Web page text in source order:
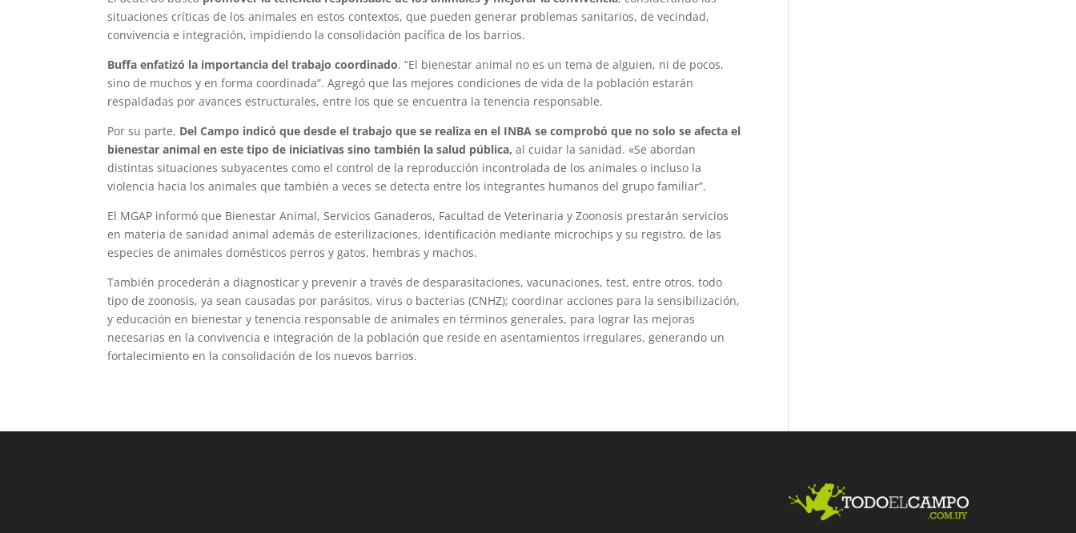
situaciones críticas de los animales en estos contextos, que pueden generar problemas sanitarios, de vecindad,
convivencia e integración, impidiendo la consolidación pacífica de los barrios.
Buffa enfatizó la importancia del trabajo coordinado. “El bienestar animal no es un tema de alguien, ni de pocos,
sino de muchos y en forma coordinada”. Agregó que las mejores condiciones de vida de la población estarán
respaldadas por avances estructurales, entre los que se encuentra la tenencia responsable.
Por su parte, Del Campo indicó que desde el trabajo que se realiza en el INBA se comprobó que no solo se afecta el
bienestar animal en este tipo de iniciativas sino también la salud pública, al cuidar la sanidad. «Se abordan
distintas situaciones subyacentes como el control de la reproducción incontrolada de los animales o incluso la
violencia hacia los animales que también a veces se detecta entre los integrantes humanos del grupo familiar”.
El MGAP informó que Bienestar Animal, Servicios Ganaderos, Facultad de Veterinaria y Zoonosis prestarán servicios
en materia de sanidad animal además de esterilizaciones, identificación mediante microchips y su registro, de las
especies de animales domésticos perros y gatos, hembras y machos.
También procederán a diagnosticar y prevenir a través de desparasitaciones, vacunaciones, test, entre otros, todo
tipo de zoonosis, ya sean causadas por parásitos, virus o bacterias (CNHZ); coordinar acciones para la sensibilización,
y educación en bienestar y tenencia responsable de animales en términos generales, para lograr las mejoras
necesarias en la convivencia e integración de la población que reside en asentamientos irregulares, generando un
fortalecimiento en la consolidación de los nuevos barrios.